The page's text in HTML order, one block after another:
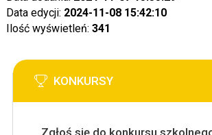
Data edycji: 2024-11-08 15:42:10
Ilość wyświetleń: 341
KONKURSY